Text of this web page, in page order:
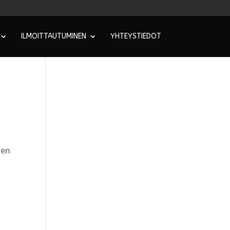
ILMOITTAUTUMINEN YHTEYSTIEDOT